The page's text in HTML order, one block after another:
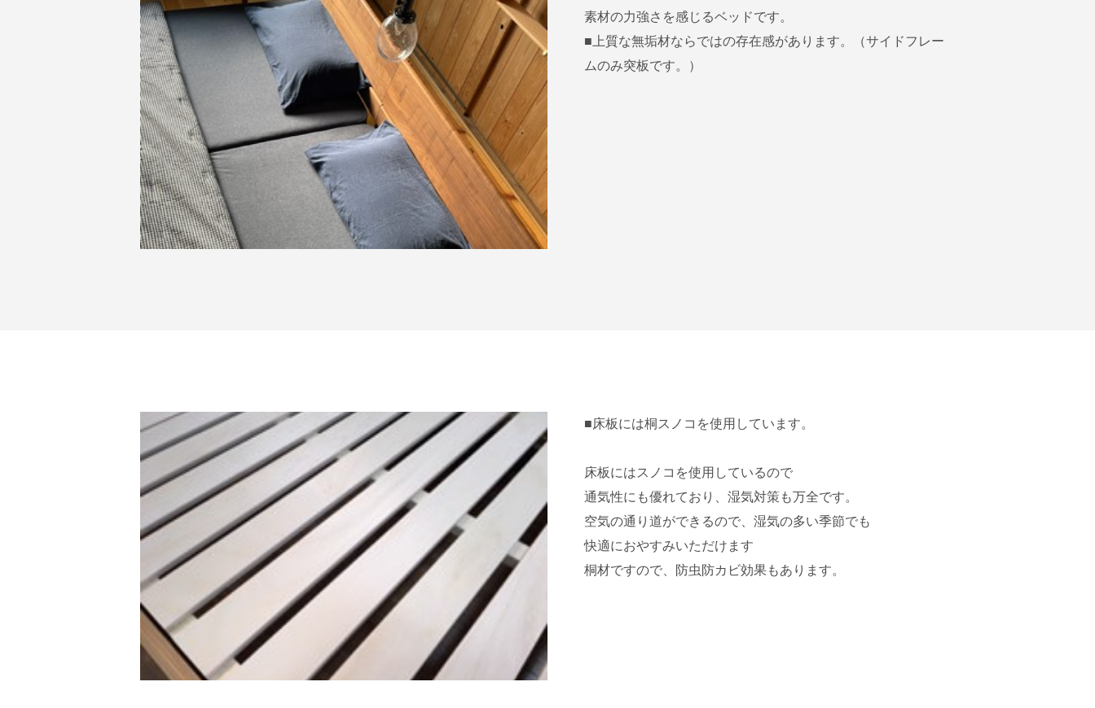
素材の力強さを感じるベッドです。
■上質な無垢材ならではの存在感があります。（サイドフレー
ムのみ突板です。）
■床板には桐スノコを使用しています。
床板にはスノコを使用しているので
通気性にも優れており、湿気対策も万全です。
空気の通り道ができるので、湿気の多い季節でも
快適におやすみいただけます
桐材ですので、防虫防カビ効果もあります。